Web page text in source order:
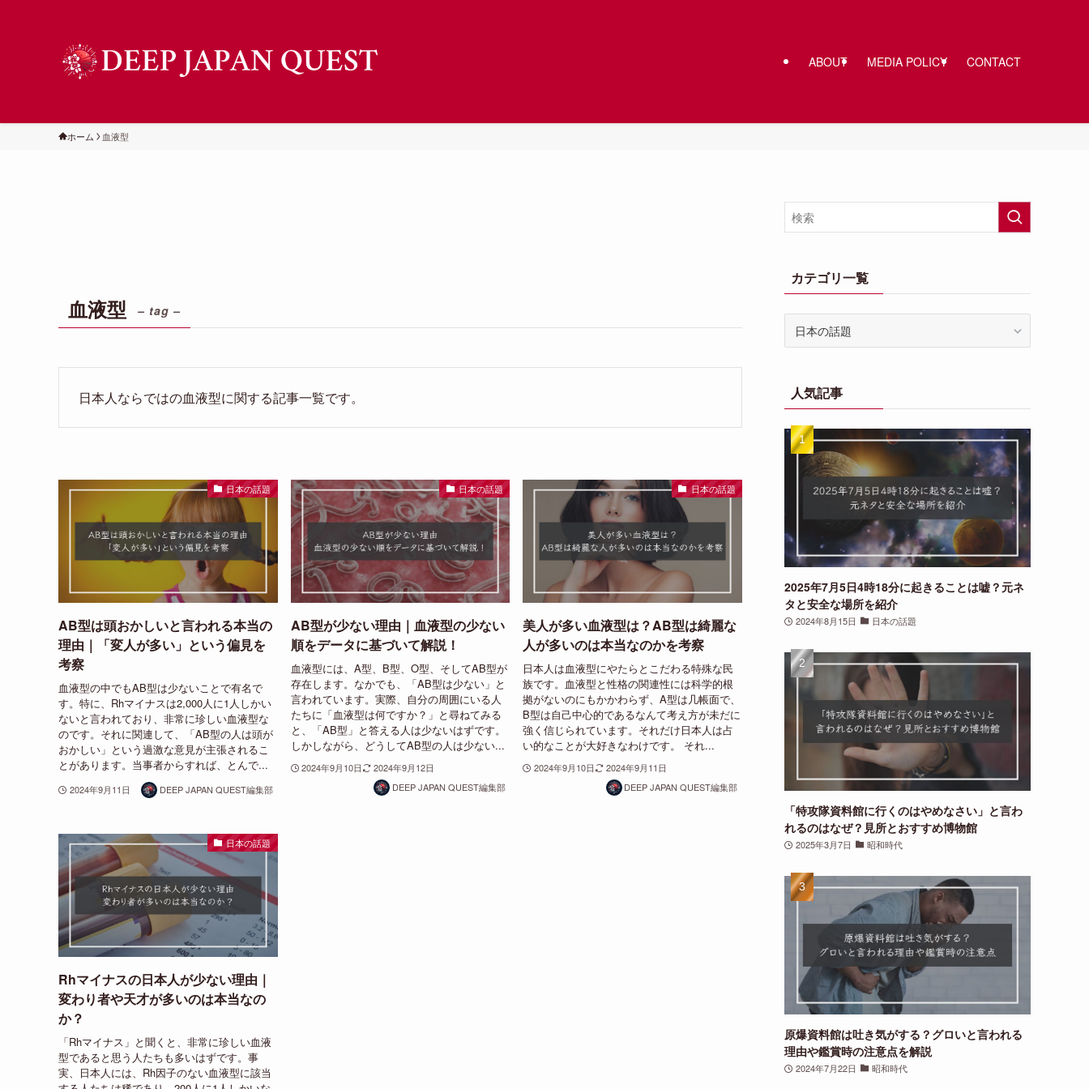
ABOUT MEDIA POLICY CONTACT
ホーム 血液型
血液型 – tag –
日本人ならではの血液型に関する記事一覧です。
日本の話題
AB型は頭おかしいと言われる本当の
理由｜「変人が多い」という偏見を
考察
血液型の中でもAB型は少ないことで有名で
す。特に、Rhマイナスは2,000人に1人しかい
ないと言われており、非常に珍しい血液型な
のです。それに関連して、「AB型の人は頭が
おかしい」という過激な意見が主張されるこ
とがあります。当事者からすれば、とんで...
2024年9月11日 DEEP JAPAN QUEST編集部
日本の話題
AB型が少ない理由｜血液型の少ない
順をデータに基づいて解説！
血液型には、A型、B型、O型、そしてAB型が
存在します。なかでも、「AB型は少ない」と
言われています。実際、自分の周囲にいる人
たちに「血液型は何ですか？」と尋ねてみる
と、「AB型」と答える人は少ないはずです。
しかしながら、どうしてAB型の人は少ない...
2024年9月10日
2024年9月12日
DEEP JAPAN QUEST編集部
日本の話題
美人が多い血液型は？AB型は綺麗な
人が多いのは本当なのかを考察
日本人は血液型にやたらとこだわる特殊な民
族です。血液型と性格の関連性には科学的根
拠がないのにもかかわらず、A型は几帳面で、
B型は自己中心的であるなんて考え方が未だに
強く信じられています。それだけ日本人は占
い的なことが大好きなわけです。 それ...
2024年9月10日
2024年9月11日
DEEP JAPAN QUEST編集部
日本の話題
Rhマイナスの日本人が少ない理由｜
変わり者や天才が多いのは本当なの
か？
「Rhマイナス」と聞くと、非常に珍しい血液
型であると思う人たちも多いはずです。事
実、日本人には、Rh因子のない血液型に該当
カテゴリ一覧
一
覧
人気記事
2025年7月5日4時18分に起きることは嘘？元ネ
タと安全な場所を紹介
2024年8月15日 日本の話題
「特攻隊資料館に行くのはやめなさい」と言わ
れるのはなぜ？見所とおすすめ博物館
2025年3月7日 昭和時代
原爆資料館は吐き気がする？グロいと言われる
理由や鑑賞時の注意点を解説
2024年7月22日 昭和時代